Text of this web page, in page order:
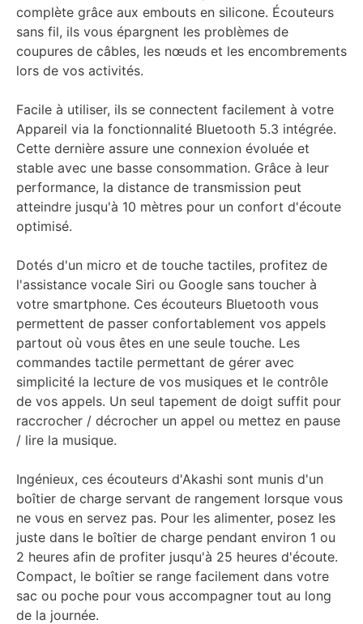
complète grâce aux embouts en silicone. Écouteurs
sans fil, ils vous épargnent les problèmes de
coupures de câbles, les nœuds et les encombrements
lors de vos activités.
Facile à utiliser, ils se connectent facilement à votre
Appareil via la fonctionnalité Bluetooth 5.3 intégrée.
Cette dernière assure une connexion évoluée et
stable avec une basse consommation. Grâce à leur
performance, la distance de transmission peut
atteindre jusqu'à 10 mètres pour un confort d'écoute
optimisé.
Dotés d'un micro et de touche tactiles, profitez de
l'assistance vocale Siri ou Google sans toucher à
votre smartphone. Ces écouteurs Bluetooth vous
permettent de passer confortablement vos appels
partout où vous êtes en une seule touche. Les
commandes tactile permettant de gérer avec
simplicité la lecture de vos musiques et le contrôle
de vos appels. Un seul tapement de doigt suffit pour
raccrocher / décrocher un appel ou mettez en pause
/ lire la musique.
Ingénieux, ces écouteurs d'Akashi sont munis d'un
boîtier de charge servant de rangement lorsque vous
ne vous en servez pas. Pour les alimenter, posez les
juste dans le boîtier de charge pendant environ 1 ou
2 heures afin de profiter jusqu'à 25 heures d'écoute.
Compact, le boîtier se range facilement dans votre
sac ou poche pour vous accompagner tout au long
de la journée.